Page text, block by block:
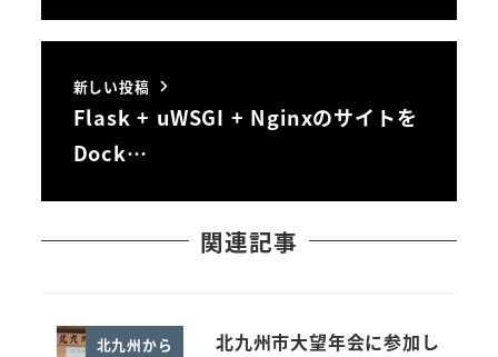
新しい投稿
Flask + uWSGI + Nginxのサイトを
Dock…
関連記事
北九州から
北九州市大望年会に参加し